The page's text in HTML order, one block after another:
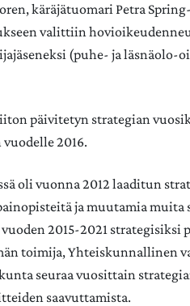
käräjätuomari Petra
valittiin
(puhe- ja läsnäolo-
päivitetyn strategian
2016.
oli vuonna 2012 laaditun
ja muutamia muita
2015-2021 strategisiksi
toimija, Yhteiskunnallinen
seuraa vuosittain
saavuttamista.